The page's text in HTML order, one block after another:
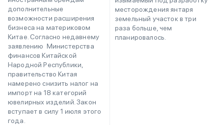
дополнительные
возможности расширения
бизнеса на материковом
Китае. Согласно недавнему
заявлению Министерства
финансов Китайской
Народной Республики,
правительство Китая
намерено снизить налог на
импорт на 18 категорий
ювелирных изделий. Закон
вступает в силу 1 июля этого
года.
месторождения янтаря
земельный участок в три
раза больше, чем
планировалось.